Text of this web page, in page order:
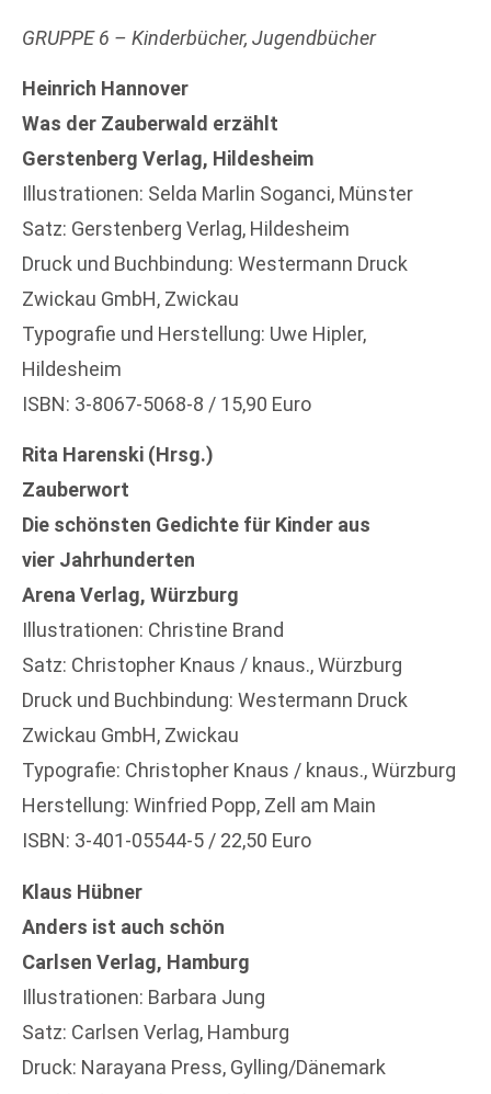
GRUPPE 6 – Kinderbücher, Jugendbücher
Heinrich Hannover
Was der Zauberwald erzählt
Gerstenberg Verlag, Hildesheim
Illustrationen: Selda Marlin Soganci, Münster
Satz: Gerstenberg Verlag, Hildesheim
Druck und Buchbindung: Westermann Druck
Zwickau GmbH, Zwickau
Typografie und Herstellung: Uwe Hipler,
Hildesheim
ISBN: 3-8067-5068-8 / 15,90 Euro
Rita Harenski (Hrsg.)
Zauberwort
Die schönsten Gedichte für Kinder aus
vier Jahrhunderten
Arena Verlag, Würzburg
Illustrationen: Christine Brand
Satz: Christopher Knaus / knaus., Würzburg
Druck und Buchbindung: Westermann Druck
Zwickau GmbH, Zwickau
Typografie: Christopher Knaus / knaus., Würzburg
Herstellung: Winfried Popp, Zell am Main
ISBN: 3-401-05544-5 / 22,50 Euro
Klaus Hübner
Anders ist auch schön
Carlsen Verlag, Hamburg
Illustrationen: Barbara Jung
Satz: Carlsen Verlag, Hamburg
Druck: Narayana Press, Gylling/Dänemark